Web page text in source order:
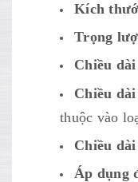
Kích
Trọng
Chiều
Chiều
thuộc vào
Chiều
Áp dụng